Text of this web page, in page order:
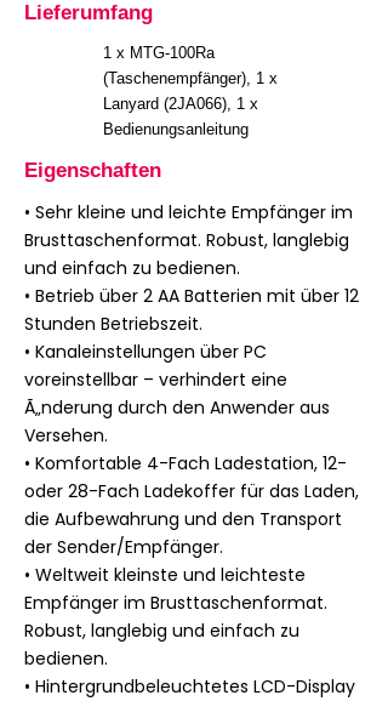
Lieferumfang
1 x MTG-100Ra
(Taschenempfänger), 1 x
Lanyard (2JA066), 1 x
Bedienungsanleitung
Eigenschaften
• Sehr kleine und leichte Empfänger im
Brusttaschenformat. Robust, langlebig
und einfach zu bedienen.
• Betrieb über 2 AA Batterien mit über 12
Stunden Betriebszeit.
• Kanaleinstellungen über PC
voreinstellbar – verhindert eine
Ã„nderung durch den Anwender aus
Versehen.
• Komfortable 4-Fach Ladestation, 12-
oder 28-Fach Ladekoffer für das Laden,
die Aufbewahrung und den Transport
der Sender/Empfänger.
• Weltweit kleinste und leichteste
Empfänger im Brusttaschenformat.
Robust, langlebig und einfach zu
bedienen.
• Hintergrundbeleuchtetes LCD-Display